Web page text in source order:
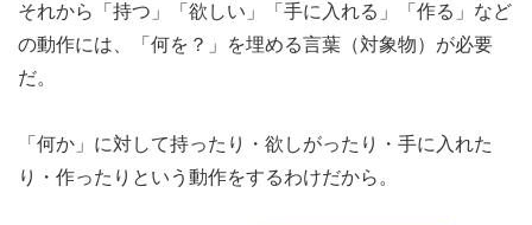
それから「持つ」「欲しい」「手に入れる」「作る」など
の動作には、「何を？」を埋める言葉（対象物）が必要
だ。
「何か」に対して持ったり・欲しがったり・手に入れた
り・作ったりという動作をするわけだから。